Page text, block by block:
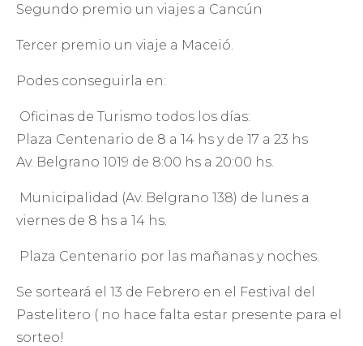
Segundo premio un viajes a Cancún
Tercer premio un viaje a Maceió.
Podes conseguirla en:
Oficinas de Turismo todos los días:
Plaza Centenario de 8 a 14 hs y de 17 a 23 hs
Av. Belgrano 1019 de 8:00 hs a 20:00 hs.
Municipalidad (Av. Belgrano 138) de lunes a
viernes de 8 hs a 14 hs.
Plaza Centenario por las mañanas y noches.
Se sorteará el 13 de Febrero en el Festival del
Pastelitero ( no hace falta estar presente para el
sorteo!